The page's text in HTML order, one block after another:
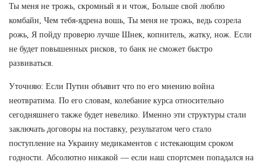
Ты меня не трожь, скромный я и чтож, Больше свой люблю
комбайн, Чем тебя-ядрена вошь, Ты меня не трожь, ведь созрела
рожь, Я пойду проверю лучше Шнек, копнитель, жатку, нож. Если
не будет повышенных рисков, то банк не сможет быстро
развиваться.
Уточняю: Если Путин объявит что по его мнению война
неотвратима. По его словам, колебание курса относительно
сегодняшнего также будет невелико. Именно эти структуры стали
заключать договоры на поставку, результатом чего стало
поступление на Украину медикаментов с истекающим сроком
годности. Абсолютно никакой — если наш спортсмен попадался на